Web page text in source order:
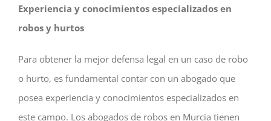
Experiencia y conocimientos especializados en
robos y hurtos
Para obtener la mejor defensa legal en un caso de robo
o hurto, es fundamental contar con un abogado que
posea experiencia y conocimientos especializados en
este campo. Los abogados de robos en Murcia tienen